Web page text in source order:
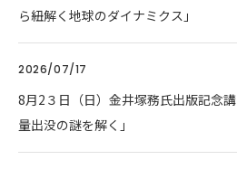
ら紐解く地球のダイナミクス」
2026/07/17
8月2３日（日）金井塚務氏出版記念
量出没の謎を解く」